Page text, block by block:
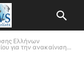
Ελλήνων
για την ανακαίνιση...